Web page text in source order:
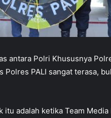
antara Polri Khususnya
PALI sangat terasa,
adalah ketika Team